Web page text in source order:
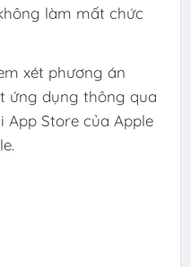
làm mất chức
xét phương án
ứng dụng thông qua
Store của Apple